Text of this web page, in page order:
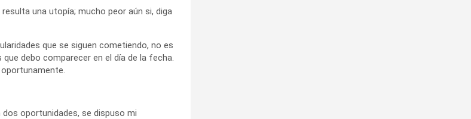
una utopía; mucho peor aún si, diga
que se siguen cometiendo, no es
debo comparecer en el día de la fecha.
oportunidades, se dispuso mi